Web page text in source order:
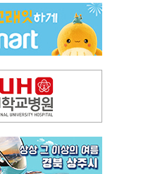
당 공시…"3분기 중 주주환원 방안 확정"
과장, 제28대 울릉군 부군수 취임
솔리다임 상장설에 술렁[개미와글와글]